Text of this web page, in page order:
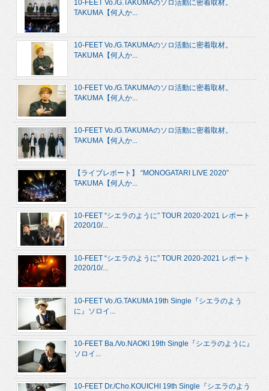
10-FEET Vo./G.TAKUMAのソロ活動に密着取材。
TAKUMA【何人か...
10-FEET Vo./G.TAKUMAのソロ活動に密着取材。
TAKUMA【何人か...
10-FEET Vo./G.TAKUMAのソロ活動に密着取材。
TAKUMA【何人か...
10-FEET Vo./G.TAKUMAのソロ活動に密着取材。
TAKUMA【何人か...
【ライブレポート】 “MONOGATARI LIVE 2020”
TAKUMA【何人か...
10-FEET “シエラのように” TOUR 2020-2021 レポート
2020/10/...
10-FEET “シエラのように” TOUR 2020-2021 レポート
2020/10/...
10-FEET Vo./G.TAKUMA 19th Single『シエラのよう
に』ソロイ...
10-FEET Ba./Vo.NAOKI 19th Single『シエラのように』
ソロイ...
10-FEET Dr./Cho.KOUICHI 19th Single『シエラのよう